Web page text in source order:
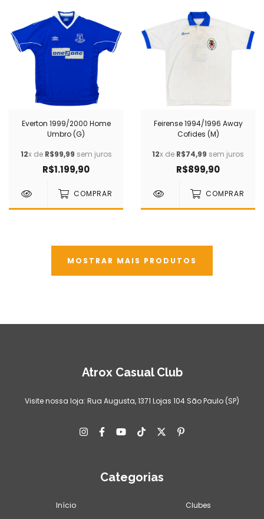
Everton 1999/2000 Home
Umbro (G)
12x de R$99,99 sem juros
R$1.199,90
COMPRAR
Feirense 1994/1996 Away
Cofides (M)
12x de R$74,99 sem juros
R$899,90
COMPRAR
MOSTRAR MAIS PRODUTOS
Atrox Casual Club
Visite nossa loja: Rua Augusta, 1371 Lojas 104 São Paulo (SP)
Categorias
Início Clubes